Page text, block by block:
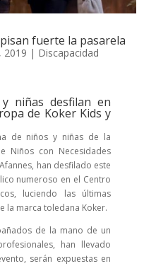
fuerte la pasarela
2019 | Discapacidad
niñas desfilan en
de Koker Kids y
de niños y niñas de la
Niños con Necesidades
han desfilado este
numeroso en el Centro
luciendo las últimas
la marca toledana Koker.
de la mano de un
han llevado
serán expuestas en